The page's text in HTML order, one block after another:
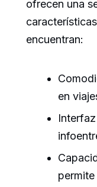
ofrecen una
encuentran:
en